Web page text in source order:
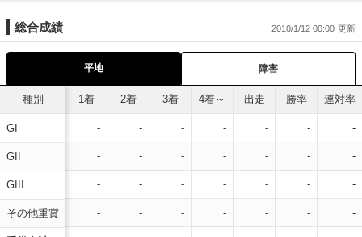
総合成績 2010/1/12 00:00
平地 障害
種別
GI
GII
GIII
その他重賞
1着 2着 3着 4着～ 出走 勝率 連対率
- - - - - - -
- - - - - - -
- - - - - - -
- - - - - - -